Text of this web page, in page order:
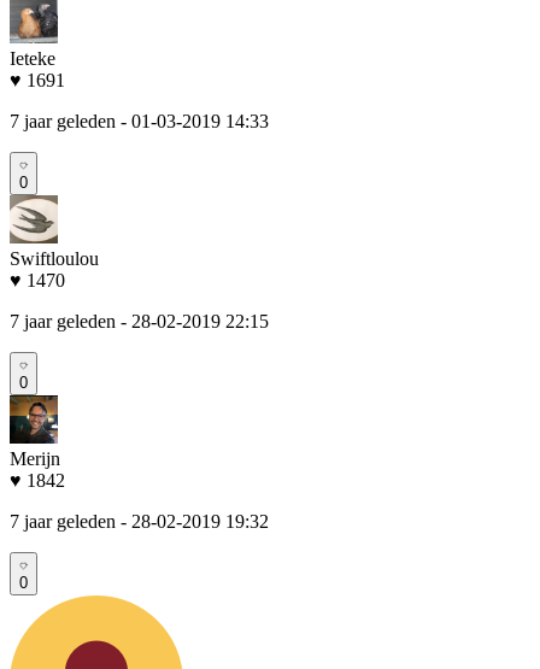
Ieteke
♥ 1691
7 jaar geleden - 01-03-2019 14:33
0
Swiftloulou
♥ 1470
7 jaar geleden - 28-02-2019 22:15
0
Merijn
♥ 1842
7 jaar geleden - 28-02-2019 19:32
0